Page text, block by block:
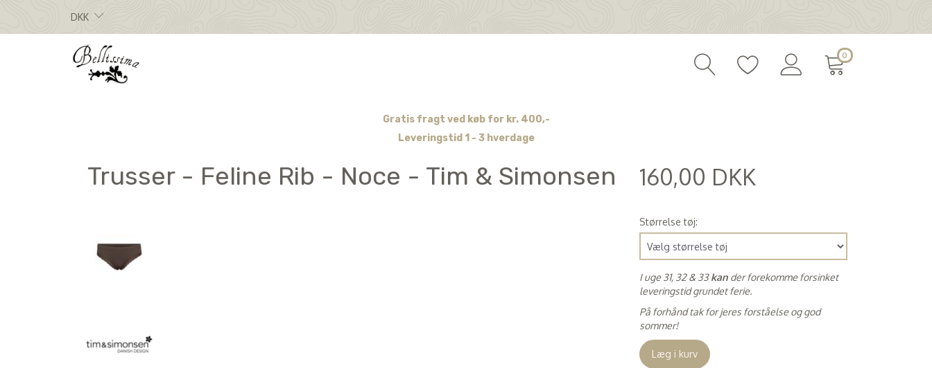
DKK
0
Gratis fragt ved køb for kr. 400,-
Leveringstid 1 - 3 hverdage
Trusser - Feline Rib - Noce - Tim & Simonsen 160,00 DKK
Størrelse tøj:
I uge 31, 32 & 33kan der forekomme forsinket
leveringstid grundet ferie.
På forhånd tak for jeres forståelse og god
sommer!
Læg i kurv